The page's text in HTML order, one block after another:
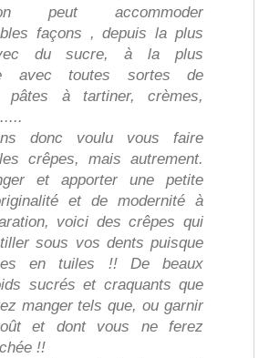
peut accommoder
façons , depuis la plus
du sucre, à la plus
avec toutes sortes de
pâtes à tartiner, crèmes,
donc voulu vous faire
crêpes, mais autrement.
et apporter une petite
et de modernité à
voici des crêpes qui
sous vos dents puisque
en tuiles !! De beaux
sucrés et craquants que
manger tels que, ou garnir
et dont vous ne ferez
!!